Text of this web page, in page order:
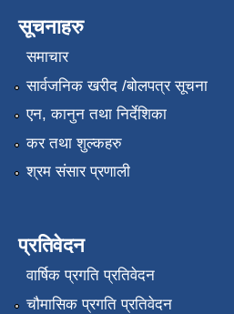
सूचनाहरु
समाचार
सार्वजनिक खरीद /बोलपत्र सूचना
एन, कानुन तथा निर्देशिका
कर तथा शुल्कहरु
श्रम संसार प्रणाली
प्रतिवेदन
वार्षिक प्रगति प्रतिवेदन
चौमासिक प्रगति प्रतिवेदन